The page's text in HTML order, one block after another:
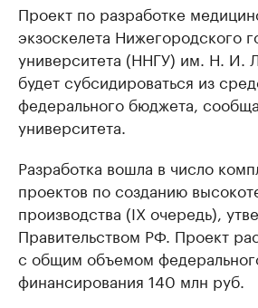
Проект по разработке
экзоскелета Нижегородского
университета (ННГУ) им. Н. И.
будет субсидироваться из
федерального бюджета,
университета.
Разработка вошла в число
проектов по созданию
производства (IX очередь),
Правительством РФ. Проект
с общим объемом
финансирования 140 млн руб.